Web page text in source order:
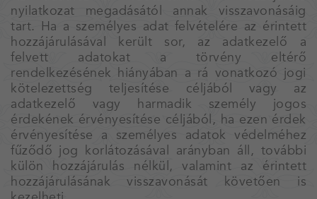
nyilatkozat megadásától annak visszavonásáig
tart. Ha a személyes adat felvételére az érintett
hozzájárulásával került sor, az adatkezelő a
felvett adatokat a törvény eltérő
rendelkezésének hiányában a rá vonatkozó jogi
kötelezettség teljesítése céljából vagy az
adatkezelő vagy harmadik személy jogos
érdekének érvényesítése céljából, ha ezen érdek
érvényesítése a személyes adatok védelméhez
fűződő jog korlátozásával arányban áll, további
külön hozzájárulás nélkül, valamint az érintett
hozzájárulásának visszavonását követően is